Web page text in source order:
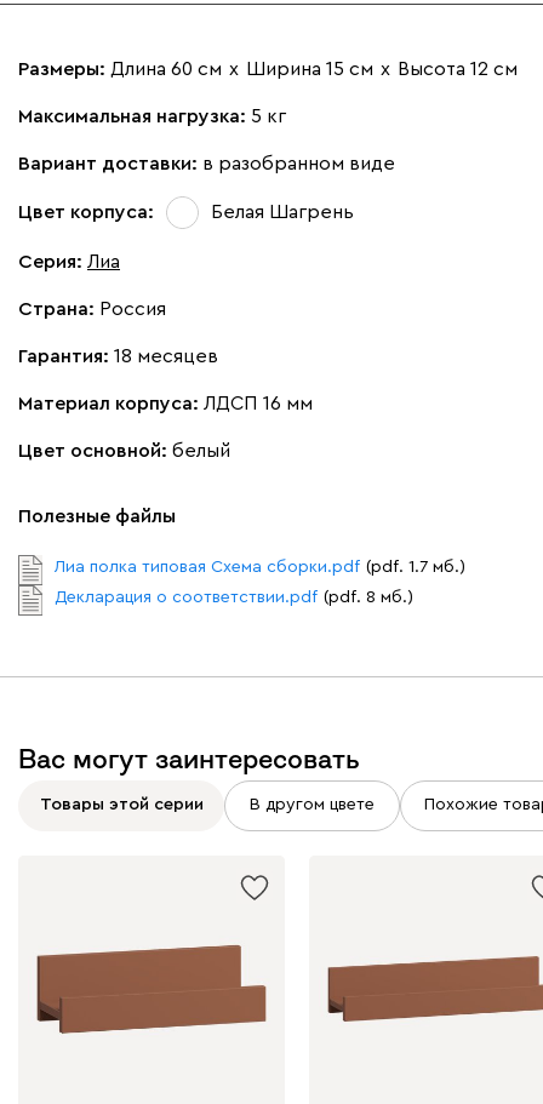
Размеры: Длина 60 см х Ширина 15 см х Высота 12 см
Максимальная нагрузка: 5 кг
Вариант доставки: в разобранном виде
Цвет корпуса: Белая Шагрень
Серия: Лиа
Страна: Россия
Гарантия: 18 месяцев
Материал корпуса: ЛДСП 16 мм
Цвет основной: белый
Полезные файлы
Лиа полка типовая Схема сборки.pdf (pdf. 1.7 мб.)
Декларация о соответствии.pdf (pdf. 8 мб.)
Вас могут заинтересовать
Товары этой серии В другом цвете Похожие